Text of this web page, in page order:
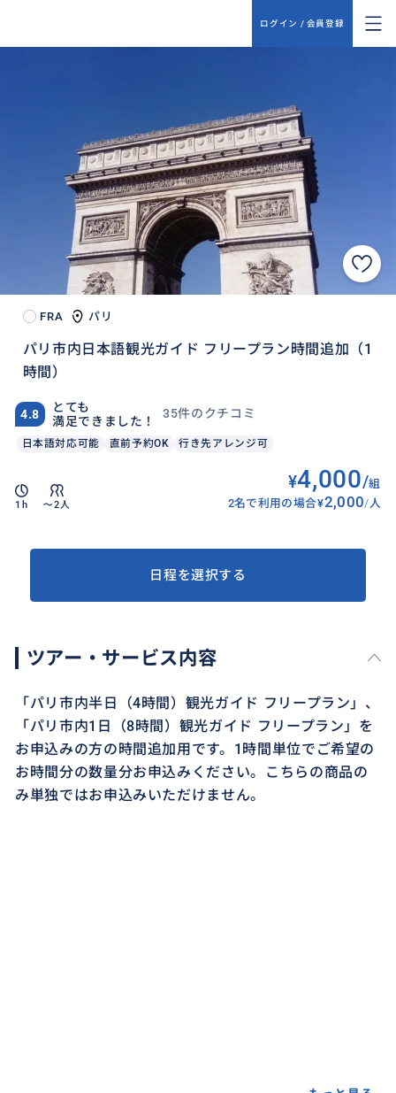
ログイン / 会員登録
FRA パリ
パリ市内日本語観光ガイド フリープラン時間追加（1
時間）
4.8
とても
満足できました！
35件のクチコミ
日本語対応可能 直前予約OK 行き先アレンジ可
1h 〜2人
¥4,000/組
2名で利用の場合¥2,000/人
日程を選択する
ツアー・サービス内容
「パリ市内半日（4時間）観光ガイド フリープラン」、
「パリ市内1日（8時間）観光ガイド フリープラン」を
お申込みの方の時間追加用です。1時間単位でご希望の
お時間分の数量分お申込みください。こちらの商品の
み単独ではお申込みいただけません。